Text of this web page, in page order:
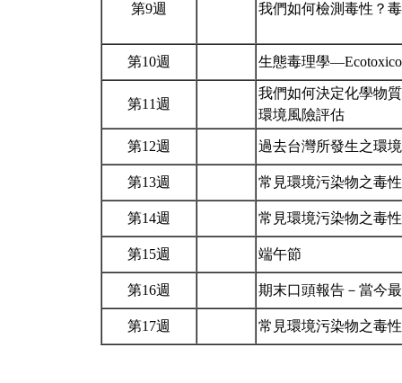
第9週
我們如何檢測毒性？
第10週 生態毒理學
第11週
我們如何決定化學物
環境風險評估
第12週 過去台灣所發生之環
第13週 常見環境污染物之毒
第14週 常見環境污染物之毒
第15週 端午節
第16週 期末口頭報告－當今
第17週 常見環境污染物之毒